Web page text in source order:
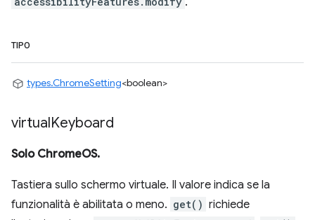
TIPO
types.ChromeSetting<boolean>
virtualKeyboard
Solo ChromeOS.
Tastiera sullo schermo virtuale. Il valore indica se la
funzionalità è abilitata o meno. get() richiede